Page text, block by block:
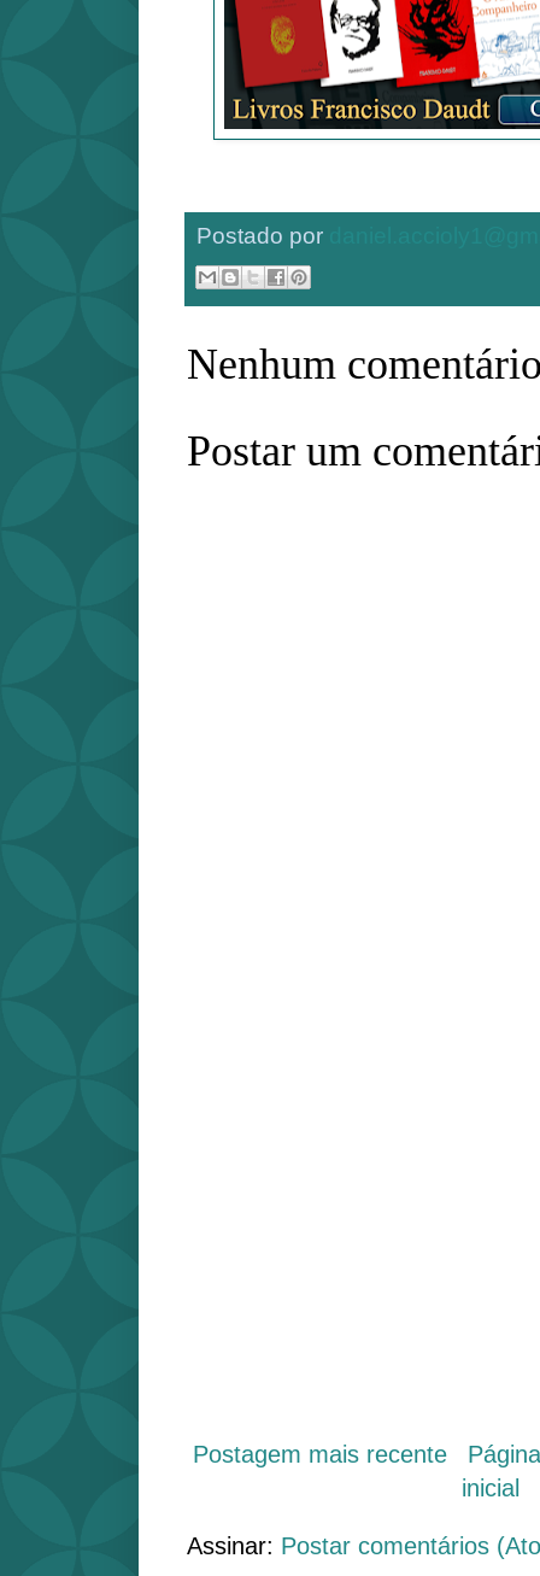
Postado por
Nenhum
Postar um
Postagem mais recente
inicial
Assinar: Postar comentários